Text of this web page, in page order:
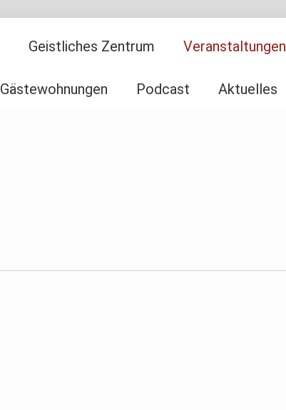
Geistliches Zentrum Veranstaltungen
Gästewohnungen Podcast Aktuelles